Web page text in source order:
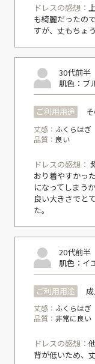
ドレスの感想：
も綺麗だったの
すが、丈もちょ
30代前半
肌色：ブ
ご利用用途
丈感： ふくらはぎ
品質： 良い
ドレスの感想：
おり着やすかっ
になってしまう
良い大きさでと
た。
20代前半
肌色：イ
ご利用用途
丈感： ふくらはぎ
品質： 非常に良い
ドレスの感想：
背が低いため、